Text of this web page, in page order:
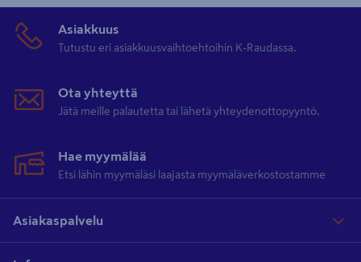
Asiakkuus
Tutustu eri asiakkuusvaihtoehtoihin K-Raudassa.
Ota yhteyttä
Jätä meille palautetta tai lähetä yhteydenottopyyntö.
Hae myymälää
Etsi lähin myymäläsi laajasta myymäläverkostostamme
Asiakaspalvelu